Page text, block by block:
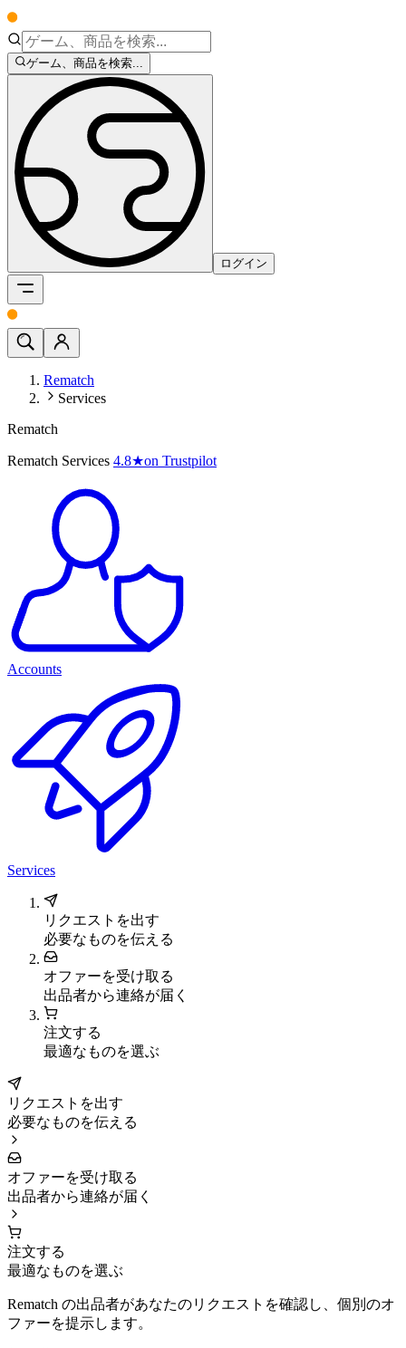
ゲーム、商品を検索...
ログイン
Rematch
Services
Rematch
Rematch Services 4.8★on Trustpilot
Accounts
Services
リクエストを出す
必要なものを伝える
オファーを受け取る
出品者から連絡が届く
注文する
最適なものを選ぶ
リクエストを出す
必要なものを伝える
オファーを受け取る
出品者から連絡が届く
注文する
最適なものを選ぶ
Rematch の出品者があなたのリクエストを確認し、個別のオ
ファーを提示します。